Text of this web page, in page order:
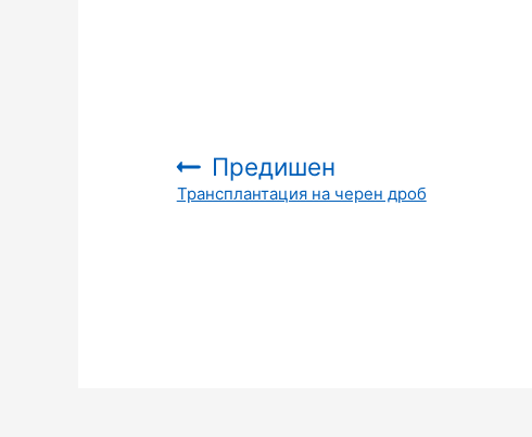
Предишен
:
Трансплантация на черен дроб